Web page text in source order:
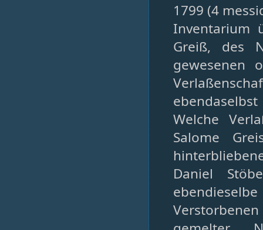
1799 (4
Inventarium
Greiß, des
gewesenen
Welche
Salome
Daniel